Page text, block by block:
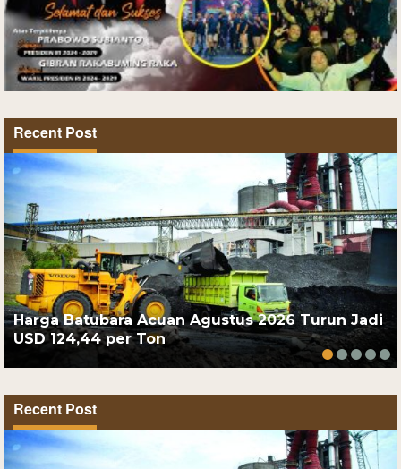
Recent Post
Harga Batubara Acuan Agustus 2026 Turun Jadi
USD 124,44 per Ton
Recent Post